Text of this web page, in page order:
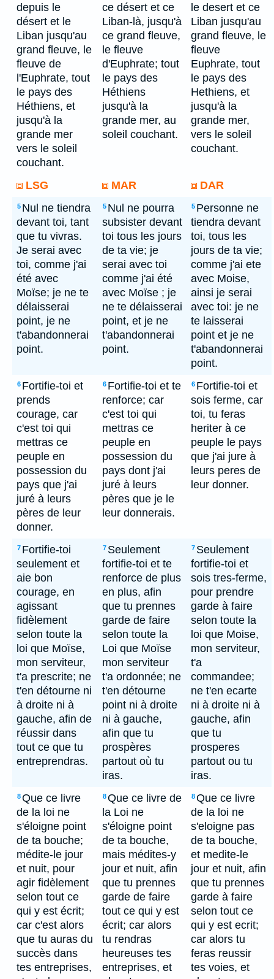
depuis le
désert et le
Liban jusqu'au
grand fleuve, le
fleuve de
l'Euphrate, tout
le pays des
Héthiens, et
jusqu'à la
grande mer
vers le soleil
couchant.
ce désert et ce
Liban-là, jusqu'à
ce grand fleuve,
le fleuve
d'Euphrate; tout
le pays des
Héthiens
jusqu'à la
grande mer, au
soleil couchant.
le desert et ce
Liban jusqu'au
grand fleuve, le
fleuve
Euphrate, tout
le pays des
Hethiens, et
jusqu'à la
grande mer,
vers le soleil
couchant.
LSG MAR DAR
5 Nul ne tiendra
devant toi, tant
que tu vivras.
Je serai avec
toi, comme j'ai
été avec
Moïse; je ne te
délaisserai
point, je ne
t'abandonnerai
point.
5 Nul ne pourra
subsister devant
toi tous les jours
de ta vie; je
serai avec toi
comme j'ai été
avec Moïse ; je
ne te délaisserai
point, et je ne
t'abandonnerai
point.
5 Personne ne
tiendra devant
toi, tous les
jours de ta vie;
comme j'ai ete
avec Moise,
ainsi je serai
avec toi: je ne
te laisserai
point et je ne
t'abandonnerai
point.
6 Fortifie-toi et
prends
courage, car
c'est toi qui
mettras ce
peuple en
possession du
pays que j'ai
juré à leurs
pères de leur
donner.
6 Fortifie-toi et te
renforce; car
c'est toi qui
mettras ce
peuple en
possession du
pays dont j'ai
juré à leurs
pères que je le
leur donnerais.
6 Fortifie-toi et
sois ferme, car
toi, tu feras
heriter à ce
peuple le pays
que j'ai jure à
leurs peres de
leur donner.
7 Fortifie-toi
seulement et
aie bon
courage, en
agissant
fidèlement
selon toute la
loi que Moïse,
mon serviteur,
t'a prescrite; ne
t'en détourne ni
à droite ni à
gauche, afin de
réussir dans
tout ce que tu
entreprendras.
7 Seulement
fortifie-toi et te
renforce de plus
en plus, afin
que tu prennes
garde de faire
selon toute la
Loi que Moïse
mon serviteur
t'a ordonnée; ne
t'en détourne
point ni à droite
ni à gauche,
afin que tu
prospères
partout où tu
iras.
7 Seulement
fortifie-toi et
sois tres-ferme,
pour prendre
garde à faire
selon toute la
loi que Moise,
mon serviteur,
t'a
commandee;
ne t'en ecarte
ni à droite ni à
gauche, afin
que tu
prosperes
partout ou tu
iras.
8Que ce livre
de la loi ne
s'éloigne point
de ta bouche;
médite-le jour
et nuit, pour
agir fidèlement
selon tout ce
qui y est écrit;
car c'est alors
que tu auras du
succès dans
tes entreprises,
8Que ce livre de
la Loi ne
s'éloigne point
de ta bouche,
mais médites-y
jour et nuit, afin
que tu prennes
garde de faire
tout ce qui y est
écrit; car alors
tu rendras
heureuses tes
entreprises, et
8Que ce livre
de la loi ne
s'eloigne pas
de ta bouche,
et medite-le
jour et nuit, afin
que tu prennes
garde à faire
selon tout ce
qui y est ecrit;
car alors tu
feras reussir
tes voies, et